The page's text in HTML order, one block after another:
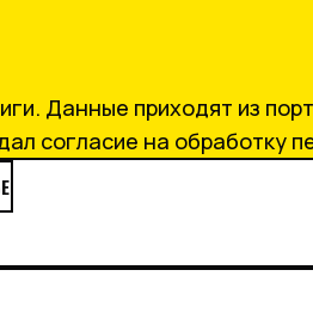
Данные приходят из
согласие на обработку